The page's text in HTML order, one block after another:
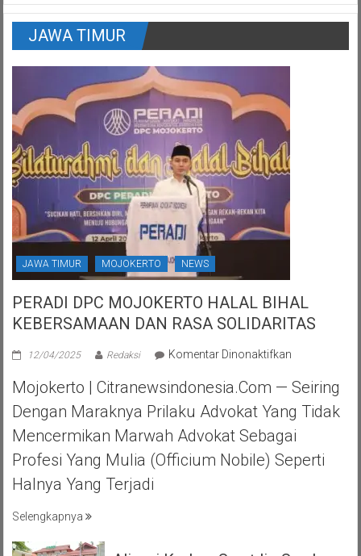
JAWA TIMUR
JAWA TIMUR MOJOKERTO NEWS
PERADI DPC MOJOKERTO HALAL BIHAL
KEBERSAMAAN DAN RASA SOLIDARITAS
12/04/2025 Redaksi Komentar Dinonaktifkan
DPC
MOJOKERTO
HALAL
BIHAL
DAN
Mojokerto | Citranewsindonesia.com — Seiring
Dengan Maraknya Prilaku Advokat Yang Tidak
Mencermikan Marwah Advokat Sebagai
Profesi Yang Mulia (officium Nobile) Seperti
Halnya Yang Terjadi
Selengkapnya